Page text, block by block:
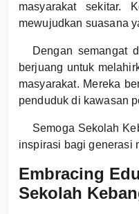
masyarakat sekitar.
mewujudkan suasana
Dengan semangat
berjuang untuk
masyarakat. Mereka
penduduk di kawasan
Semoga Sekolah
inspirasi bagi generasi
Embracing
Sekolah